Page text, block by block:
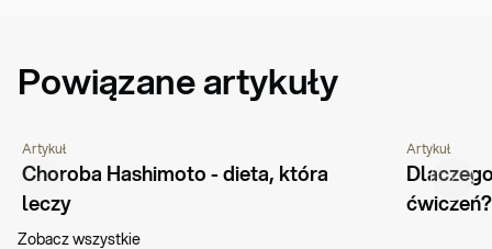
Powiązane artykuły
CHOROBY I SCHORZENIA PORADNIK ŻYWIENIE
Artykuł
Choroba Hashimoto - dieta, która
leczy
PORADNIK
Artykuł
ćwiczeń?
Zobacz wszystkie